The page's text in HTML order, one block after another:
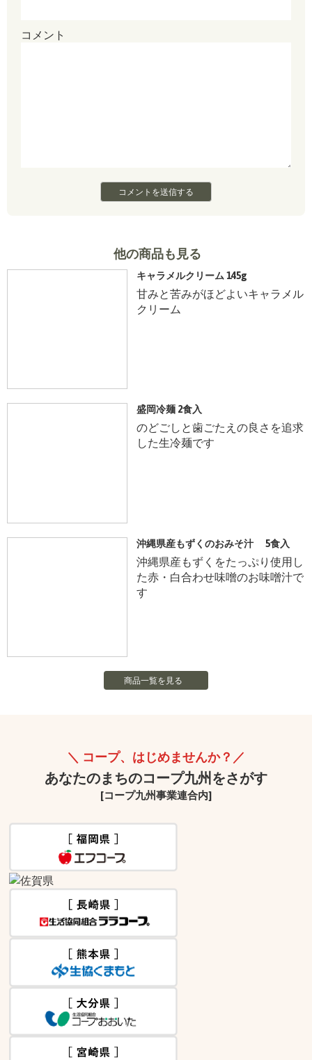
コメント
他の商品も見る
キャラメルクリーム 145g
甘みと苦みがほどよいキャラメル
クリーム
盛岡冷麺 2食入
のどごしと歯ごたえの良さを追求
した生冷麺です
沖縄県産もずくのおみそ汁 5食入
沖縄県産もずくをたっぷり使用し
た赤・白合わせ味噌のお味噌汁で
す
商品一覧を見る
コープ、はじめませんか？
あなたのまちのコープ九州をさがす
[コープ九州事業連合内]